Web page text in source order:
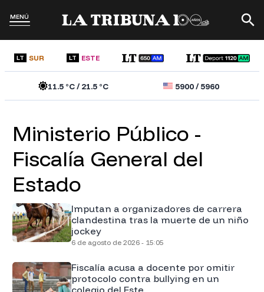
MENÚ
LT SUR LT ESTE
11.5°C /21.5°C 5900/5960
Ministerio Público -
Fiscalía General del
Estado
Imputan a organizadores de carrera
clandestina tras la muerte de un niño
jockey
6 de agosto de 2026 - 15:05
Fiscalía acusa a docente por omitir
protocolo contra bullying en un
colegio del Este